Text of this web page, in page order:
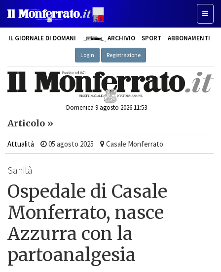
IL GIORNALE DI DOMANI ARCHIVIO SPORT ABBONAMENTI
Login Registrazione
Domenica 9 agosto 2026 11:53
Articolo »
Attualità 05 agosto 2025 Casale Monferrato
Sanità
Ospedale di Casale
Monferrato, nasce
Azzurra con la
partoanalgesia